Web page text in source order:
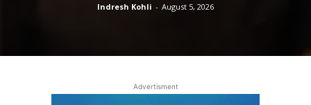
Indresh Kohli - August 5, 2026
Advertisment